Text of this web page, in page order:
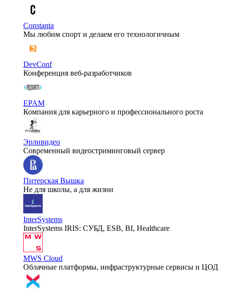
Constanta
Мы любим спорт и делаем его технологичным
DevConf
Конференция веб-разработчиков
EPAM
Компания для карьерного и профессионального роста
Эрливидео
Современный видеостриминговый сервер
Питерская Вышка
Не для школы, а для жизни
InterSystems
InterSystems IRIS: СУБД, ESB, BI, Healthcare
MWS Cloud
Облачные платформы, инфраструктурные сервисы и ЦОД